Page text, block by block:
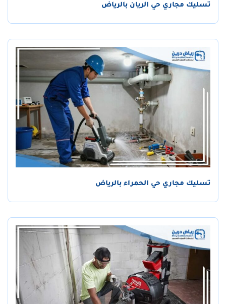
تسليك مجاري حي الريان بالرياض
تسليك مجاري حي الحمراء بالرياض